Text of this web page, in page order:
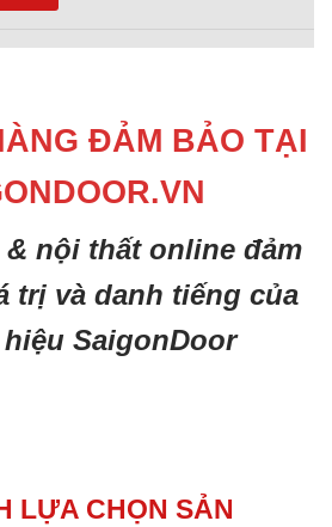
ĐẢM BẢO TẠI
nội thất online đảm
trị và danh tiếng của
SaigonDoor
LỰA CHỌN SẢN